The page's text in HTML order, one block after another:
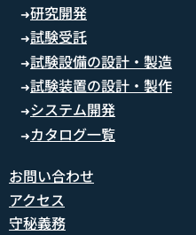
➜研究開発
➜試験受託
➜試験設備の設計・製造
➜試験装置の設計・製作
➜システム開発
➜カタログ一覧
お問い合わせ
アクセス
守秘義務